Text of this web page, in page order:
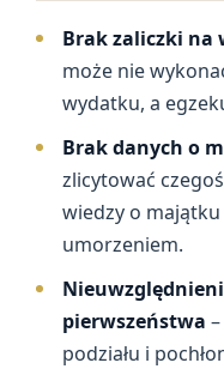
Brak zaliczki na
może nie
wydatku, a
Brak danych o
zlicytować
wiedzy o
umorzeniem.
pierwszeństwa
podziału i